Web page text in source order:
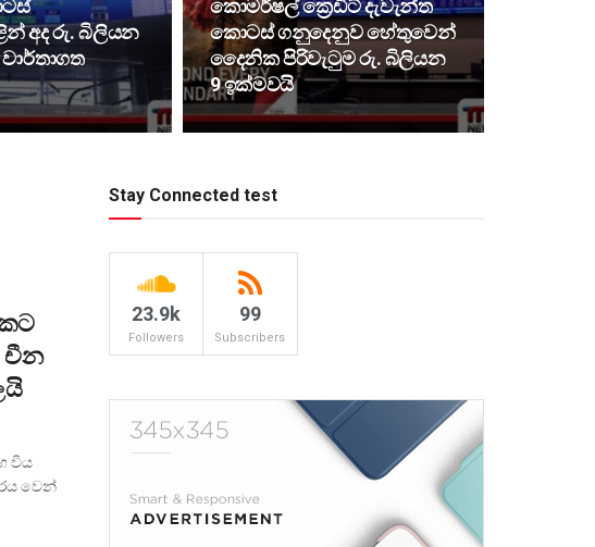
අද රු. බිලියන
කොමර්ෂල් ක්‍රෙඩිට් දැවැන්ත
කොටස් ගනුදෙනුව හේතුවෙන්
දෛනික පිරිවැටුම රු. බිලියන
9 ඉක්මවයි
චීන
විය
වෙන්
Stay Connected test
23.9k
Followers
99
Subscribers